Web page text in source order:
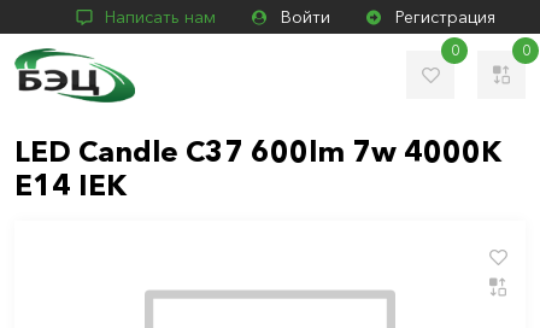
Написать нам Войти Регистрация
0 0
LED Candle C37 600lm 7w 4000K
E14 IEK